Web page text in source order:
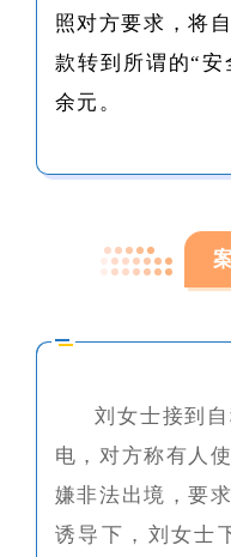
照对方要求，将
款转到所谓的“
余元。
刘女士接到
电，对方称有人
嫌非法出境，要
诱导下，刘女士